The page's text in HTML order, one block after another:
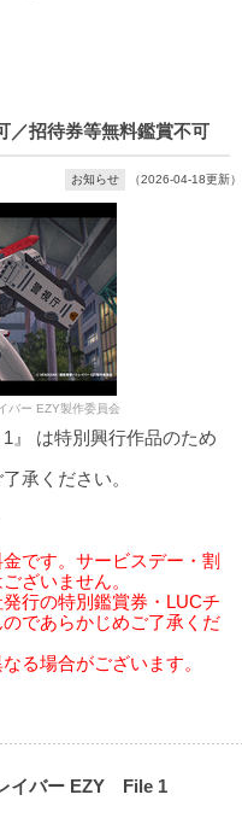
／招待券等無料鑑賞不可
お知らせ （2026-04-18更新）
バー EZY製作委員会
』 は特別興行作品のため
承ください。
です。サービスデー・割
ざいません。
行の特別鑑賞券・LUCチ
であらかじめご了承くだ
る場合がございます。
イバー EZY File 1